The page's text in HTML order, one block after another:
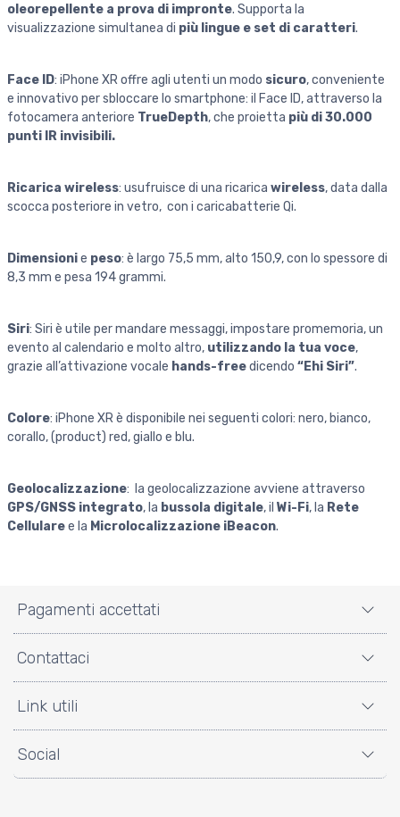
oleorepellente a prova di impronte. Supporta la
visualizzazione simultanea di più lingue e set di caratteri.
Face ID: iPhone XR offre agli utenti un modo sicuro, conveniente
e innovativo per sbloccare lo smartphone: il Face ID, attraverso la
fotocamera anteriore TrueDepth, che proietta più di 30.000
punti IR invisibili.
Ricarica wireless: usufruisce di una ricarica wireless, data dalla
scocca posteriore in vetro, con i caricabatterie Qi.
Dimensionie peso: è largo 75,5 mm, alto 150,9, con lo spessore di
8,3 mm e pesa 194 grammi.
Siri: Siri è utile per mandare messaggi, impostare promemoria, un
evento al calendario e molto altro, utilizzando la tua voce,
grazie all’attivazione vocale hands-freedicendo “Ehi Siri”.
Colore: iPhone XR è disponibile nei seguenti colori: nero, bianco,
corallo, (product) red, giallo e blu.
Geolocalizzazione: la geolocalizzazione avviene attraverso
GPS/GNSS integrato, la bussola digitale, il Wi-Fi, la Rete
Cellularee la Microlocalizzazione iBeacon.
Pagamenti accettati
Contattaci
Link utili
Social